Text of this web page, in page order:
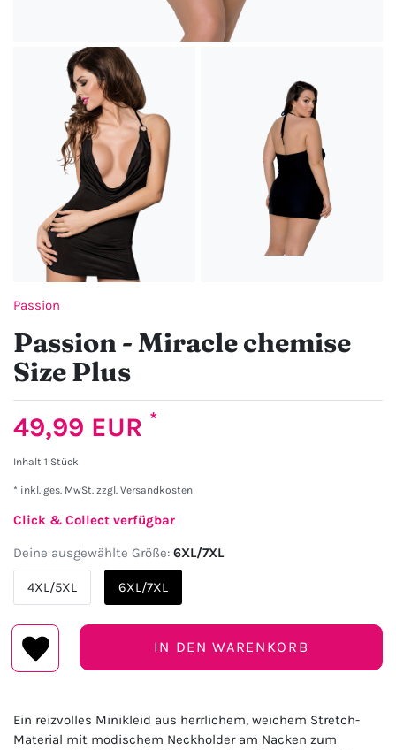
Passion
Passion - Miracle chemise
Size Plus
49,99 EUR *
Inhalt 1 Stück
* inkl. ges. MwSt. zzgl. Versandkosten
Click & Collect verfügbar
Deine ausgewählte Größe: 6XL/7XL
4XL/5XL 6XL/7XL
IN DEN WARENKORB
Ein reizvolles Minikleid aus herrlichem, weichem Stretch-
Material mit modischem Neckholder am Nacken zum